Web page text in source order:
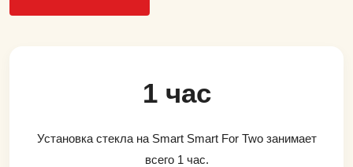
1 час
Установка стекла на Smart Smart For Two занимает
всего 1 час.